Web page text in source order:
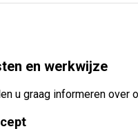
en werkwijze
u graag informeren over